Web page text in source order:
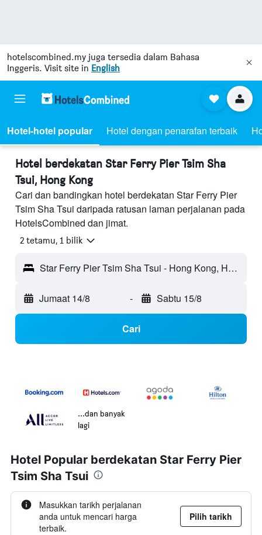
hotelscombined.my juga tersedia dalam Bahasa
Inggeris. Visit site in English
Hotel-hotel popular Hotel dengan penarafan terbaik
Hotel berdekatan Star Ferry Pier Tsim Sha
Tsui, Hong Kong
Cari dan bandingkan hotel berdekatan Star Ferry Pier
Tsim Sha Tsui daripada ratusan laman perjalanan pada
HotelsCombined dan jimat.
2 tetamu, 1 bilik
Star Ferry Pier Tsim Sha Tsui - Hong Kong, Hong Kong
Jumaat 14/8 - Sabtu 15/8
Cari
...dan banyak
lagi
Hotel Popular berdekatan Star Ferry Pier
Tsim Sha Tsui
Masukkan tarikh perjalanan
anda untuk mencari harga
terbaik.
Pilih tarikh